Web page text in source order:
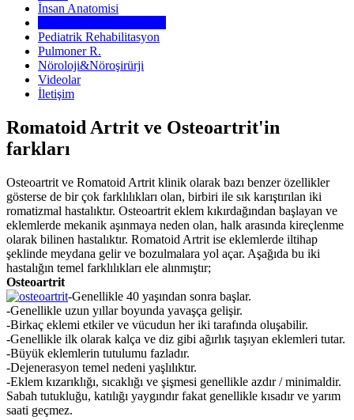
İnsan Anatomisi
Pediatrik Rehabilitasyon
Pulmoner R.
Nöroloji&Nöroşirürji
Videolar
İletişim
Romatoid Artrit ve Osteoartrit'in
farkları
Osteoartrit ve Romatoid Artrit klinik olarak bazı benzer özellikler
gösterse de bir çok farklılıkları olan, birbiri ile sık karıştırılan iki
romatizmal hastalıktır. Osteoartrit eklem kıkırdağından başlayan ve
eklemlerde mekanik aşınmaya neden olan, halk arasında kireçlenme
olarak bilinen hastalıktır. Romatoid Artrit ise eklemlerde iltihap
şeklinde meydana gelir ve bozulmalara yol açar. Aşağıda bu iki
hastalığın temel farklılıkları ele alınmıştır;
Osteoartrit
-Genellikle 40 yaşından sonra başlar.
-Genellikle uzun yıllar boyunda yavaşça gelişir.
-Birkaç eklemi etkiler ve vücudun her iki tarafında oluşabilir.
-Genellikle ilk olarak kalça ve diz gibi ağırlık taşıyan eklemleri tutar.
-Büyük eklemlerin tutulumu fazladır.
-Dejenerasyon temel nedeni yaşlılıktır.
-Eklem kızarıklığı, sıcaklığı ve şişmesi genellikle azdır / minimaldir.
Sabah tutukluğu, katılığı yaygındır fakat genellikle kısadır ve yarım
saati geçmez.